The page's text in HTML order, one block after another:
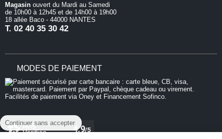
Continuer sans accepter
Magasin ouvert du Mardi au Samedi
de 10h00 à 12h45 et de 14h00 à 19h00
18 allée Baco - 44000 NANTES
T. 02 40 35 30 42
MODES DE PAIEMENT